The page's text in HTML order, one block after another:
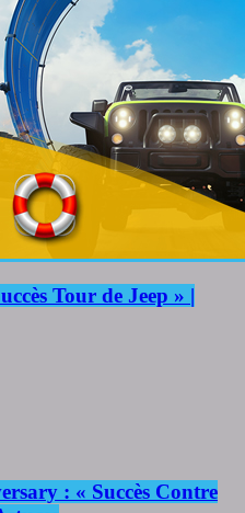
Tour de Jeep » |
: « Succès Contre